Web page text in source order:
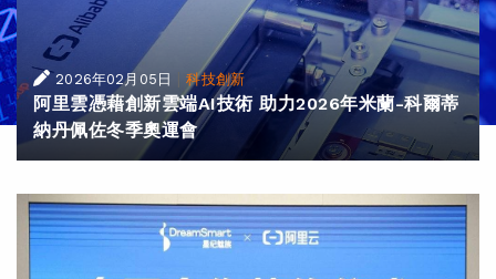
2026年02月05日 |科技創新
阿里雲憑藉創新雲端AI技術 助力2026年米蘭-科爾蒂
納丹佩佐冬季奧運會